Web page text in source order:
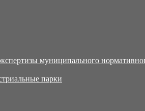
муниципального
парки